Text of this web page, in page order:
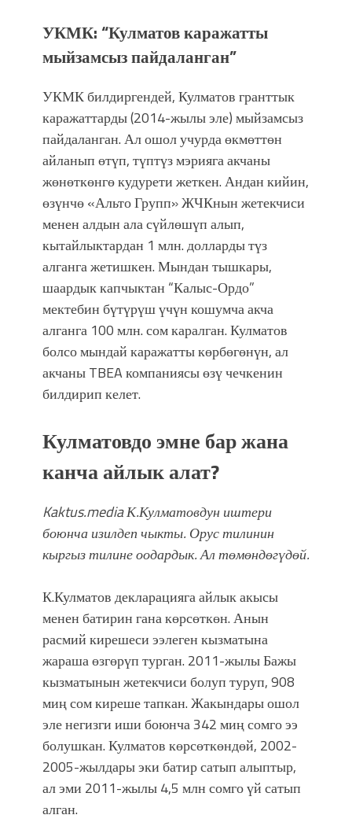
УКМК: “Кулматов каражатты
мыйзамсыз пайдаланган”
УКМК билдиргендей, Кулматов гранттык
каражаттарды (2014-жылы эле) мыйзамсыз
пайдаланган. Ал ошол учурда өкмөттөн
айланып өтүп, түптүз мэрияга акчаны
жөнөткөнгө кудурети жеткен. Андан кийин,
өзүнчө «Альто Групп» ЖЧКнын жетекчиси
менен алдын ала сүйлөшүп алып,
кытайлыктардан 1 млн. долларды түз
алганга жетишкен. Мындан тышкары,
шаардык капчыктан “Калыс-Ордо”
мектебин бүтүрүш үчүн кошумча акча
алганга 100 млн. сом каралган. Кулматов
болсо мындай каражатты көрбөгөнүн, ал
акчаны TBEA компаниясы өзү чечкенин
билдирип келет.
Кулматовдо эмне бар жана
канча айлык алат?
Kaktus.mediaК.Кулматовдун иштери
боюнча изилдеп чыкты. Орус тилинин
кыргыз тилине оодардык. Ал төмөндөгүдөй.
К.Кулматов декларацияга айлык акысы
менен батирин гана көрсөткөн. Анын
расмий кирешеси ээлеген кызматына
жараша өзгөрүп турган. 2011-жылы Бажы
кызматынын жетекчиси болуп туруп, 908
миң сом киреше тапкан. Жакындары ошол
эле негизги иши боюнча 342 миң сомго ээ
болушкан. Кулматов көрсөткөндөй, 2002-
2005-жылдары эки батир сатып алыптыр,
ал эми 2011-жылы 4,5 млн сомго үй сатып
алган.